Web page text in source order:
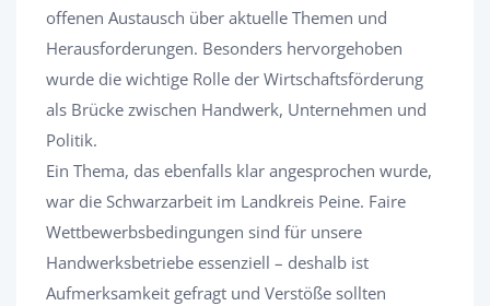
offenen Austausch über aktuelle Themen und
Herausforderungen. Besonders hervorgehoben
wurde die wichtige Rolle der Wirtschaftsförderung
als Brücke zwischen Handwerk, Unternehmen und
Politik.
Ein Thema, das ebenfalls klar angesprochen wurde,
war die Schwarzarbeit im Landkreis Peine. Faire
Wettbewerbsbedingungen sind für unsere
Handwerksbetriebe essenziell – deshalb ist
Aufmerksamkeit gefragt und Verstöße sollten